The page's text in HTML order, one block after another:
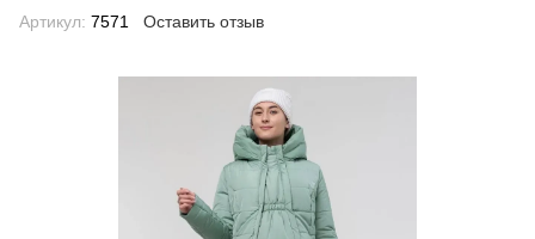
Артикул: 7571 Оставить отзыв